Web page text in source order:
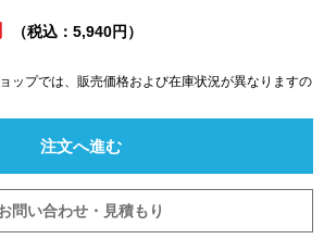
（税込：5,940円）
ップでは、販売価格および在庫状況が異なりますの
注文へ進む
問い合わせ・見積もり